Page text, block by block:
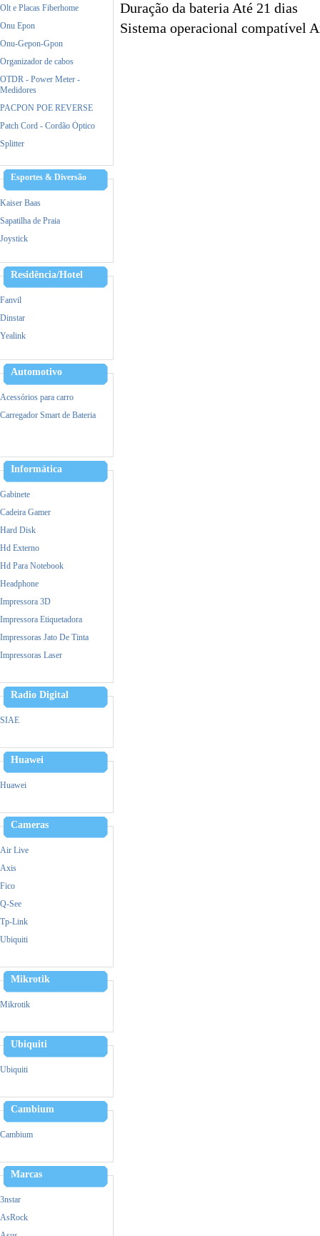
Olt e Placas Fiberhome
Onu Epon
Onu-Gepon-Gpon
Organizador de cabos
OTDR - Power Meter -
Medidores
PACPON POE REVERSE
Patch Cord - Cordão Óptico
Splitter
Esportes & Diversão
Kaiser Baas
Sapatilha de Praia
Joystick
Residência/Hotel
Fanvil
Dinstar
Yealink
Hikvision
Automotivo
Acessórios para carro
Carregador Smart de Bateria
Informática
Gabinete
Cadeira Gamer
Hard Disk
Hd Externo
Hd Para Notebook
Headphone
Impressora 3D
Impressora Etiquetadora
Impressoras Jato De Tinta
Impressoras Laser
Memoria
Cpu
Notebook
Ups- Nobreak
Power Bank - Carregador
Simultaneo
Leitor Biometrico
Teclado
Ventiladores
Vga
Zebra
Triturador De Papel
Radio Digital
SIAE
Huawei
Huawei
Cameras
Air Live
Axis
Fico
Q-See
Tp-Link
Ubiquiti
Mikrotik
Mikrotik
Ubiquiti
Ubiquiti
Cambium
Cambium
Marcas
3nstar
AsRock
Duração da bateria Até 21 dias
Sistema operacional compatível